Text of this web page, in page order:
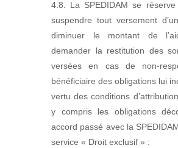
4.8. La SPEDIDAM se
suspendre tout versement
diminuer le montant de
demander la restitution des
versées en cas de non-
bénéficiaire des obligations lui
vertu des conditions
y compris les obligations
accord passé avec la
service « Droit exclusif » :